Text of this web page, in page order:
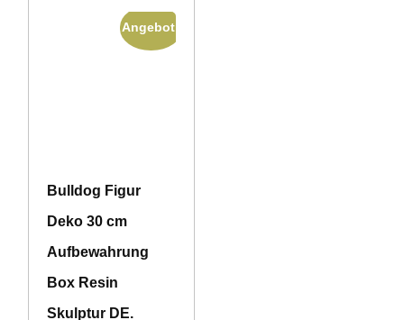
Angebot!
Bulldog Figur
Deko 30 cm
Aufbewahrung
Box Resin
Skulptur DE.